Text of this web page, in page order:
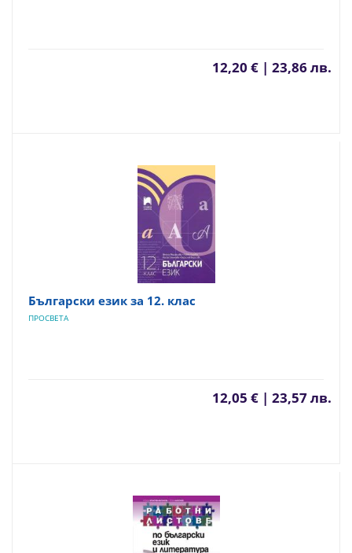
12,20 € | 23,86 лв.
Български език за 12. клас
ПРОСВЕТА
12,05 € | 23,57 лв.